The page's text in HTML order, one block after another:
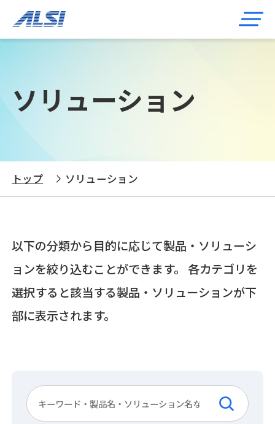
ソリューション
トップ ソリューション
以下の分類から目的に応じて製品・ソリューシ
ョンを絞り込むことができます。 各カテゴリを
選択すると該当する製品・ソリューションが下
部に表示されます。